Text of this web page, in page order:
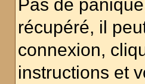
Pas de
récupéré, il
connexion,
instructions et